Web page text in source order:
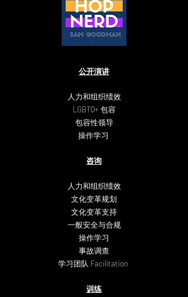
公开演讲
人力和组织绩效
LGBTQ+ 包容
包容性领导
操作学习
咨询
人力和组织绩效
文化变革规划
文化变革支持
一般安全与合规
操作学习
事故调查
学习团队 Facilitation
训练